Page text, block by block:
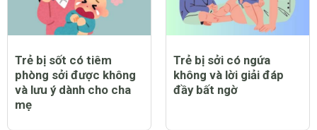
Trẻ bị sốt có tiêm
phòng sởi được không
và lưu ý dành cho cha
mẹ
Trẻ bị sởi có ngứa
không và lời giải đáp
đầy bất ngờ